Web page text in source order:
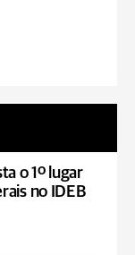
o 1º lugar
no IDEB